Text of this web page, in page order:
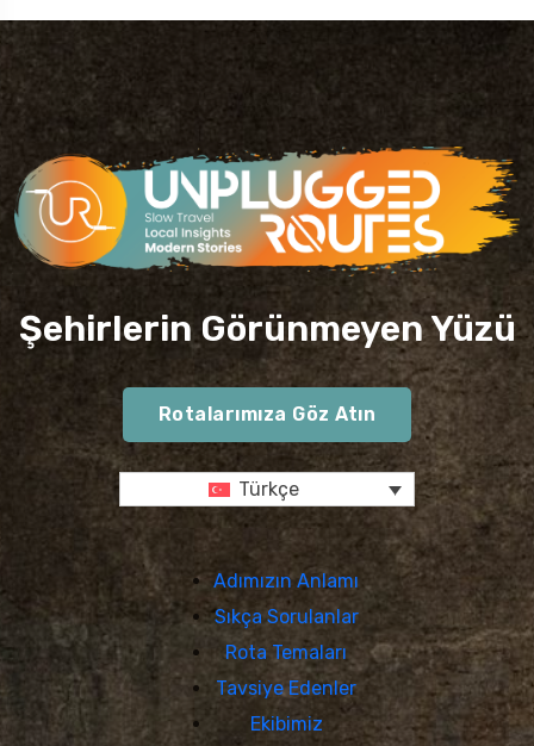
Şehirlerin Görünmeyen Yüzü
Rotalarımıza Göz Atın
Türkçe
Adımızın Anlamı
Sıkça Sorulanlar
Rota Temaları
Tavsiye Edenler
Ekibimiz